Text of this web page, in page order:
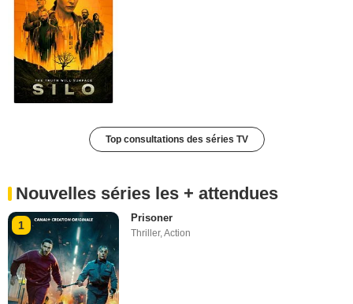
Top consultations des séries TV
Nouvelles séries les + attendues
1
Prisoner
Thriller,Action